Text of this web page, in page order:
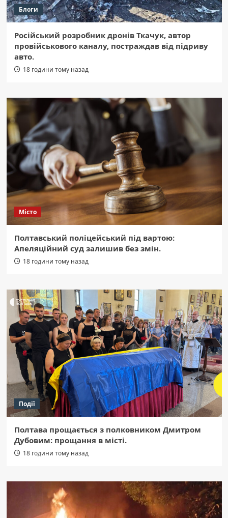
Блоги
Російський розробник дронів Ткачук, автор
провійськового каналу, постраждав від підриву
авто.
18 години тому назад
Місто
Полтавський поліцейський під вартою:
Апеляційний суд залишив без змін.
18 години тому назад
Події
Полтава прощається з полковником Дмитром
Дубовим: прощання в місті.
18 години тому назад